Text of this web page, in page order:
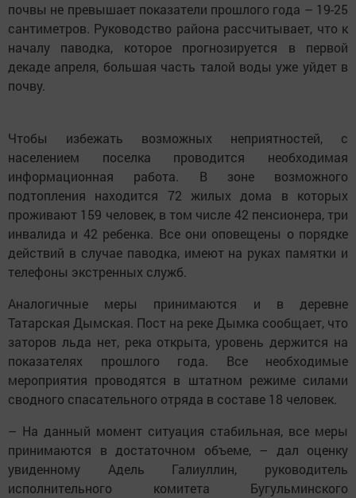
почвы не превышает показатели прошлого года – 19-25
сантиметров. Руководство района рассчитывает, что к
началу паводка, которое прогнозируется в первой
декаде апреля, большая часть талой воды уже уйдет в
почву.
Чтобы избежать возможных неприятностей, с
населением поселка проводится необходимая
информационная работа. В зоне возможного
подтопления находится 72 жилых дома в которых
проживают 159 человек, в том числе 42 пенсионера, три
инвалида и 42 ребенка. Все они оповещены о порядке
действий в случае паводка, имеют на руках памятки и
телефоны экстренных служб.
Аналогичные меры принимаются и в деревне
Татарская Дымская. Пост на реке Дымка сообщает, что
заторов льда нет, река открыта, уровень держится на
показателях прошлого года. Все необходимые
мероприятия проводятся в штатном режиме силами
сводного спасательного отряда в составе 18 человек.
– На данный момент ситуация стабильная, все меры
принимаются в достаточном объеме, – дал оценку
увиденному Адель Галиуллин, руководитель
исполнительного комитета Бугульминского